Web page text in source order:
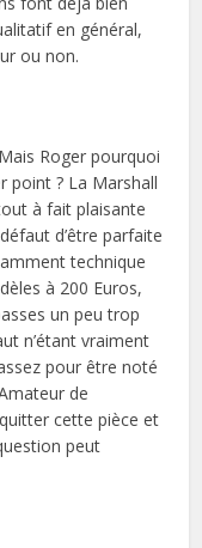
en général,
ou non.
Roger pourquoi
point ? La Marshall
à fait plaisante
d’être parfaite
technique
à 200 Euros,
un peu trop
n’étant vraiment
pour être noté
de
cette pièce et
peut